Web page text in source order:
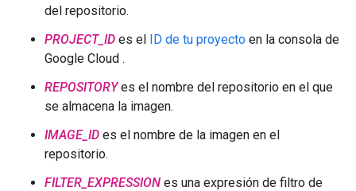
del repositorio.
PROJECT_ID es el ID de tu proyecto en la consola de
Google Cloud .
REPOSITORYes el nombre del repositorio en el que
se almacena la imagen.
IMAGE_ID es el nombre de la imagen en el
repositorio.
FILTER_EXPRESSION es una expresión de filtro de